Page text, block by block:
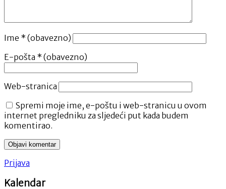
Ime * (obavezno)
E-pošta * (obavezno)
Web-stranica
Spremi moje ime, e-poštu i web-stranicu u ovom
internet pregledniku za sljedeći put kada budem
komentirao.
Prijava
Kalendar